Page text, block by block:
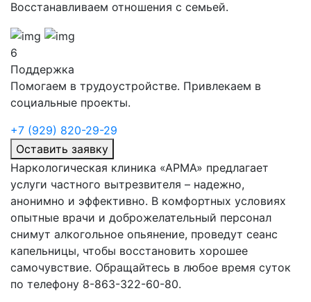
Восстанавливаем отношения с семьей.
6
Поддержка
Помогаем в трудоустройстве. Привлекаем в
социальные проекты.
+7 (929) 820-29-29
Оставить заявку
Наркологическая клиника «АРМА» предлагает
услуги частного вытрезвителя – надежно,
анонимно и эффективно. В комфортных условиях
опытные врачи и доброжелательный персонал
снимут алкогольное опьянение, проведут сеанс
капельницы, чтобы восстановить хорошее
самочувствие. Обращайтесь в любое время суток
по телефону 8-863-322-60-80.